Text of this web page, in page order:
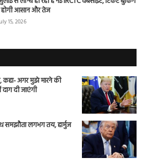
आसान और तेज
15, 2026
कहा- अगर मुझे मारने की
दी जाएंगी
समझौता लगभग तय, हार्मुज